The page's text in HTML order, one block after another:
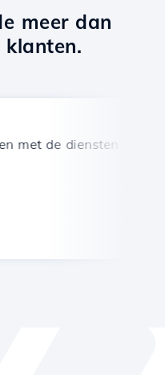
meer dan
de diensten die door